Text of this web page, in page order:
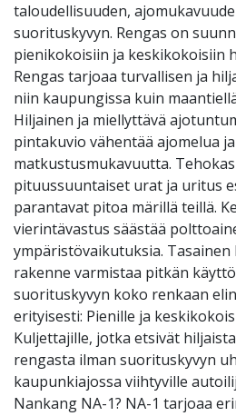
taloudellisuuden,
suorituskyvyn. Rengas on
pienikokoisiin ja keskikokoisiin
Rengas tarjoaa turvallisen ja
niin kaupungissa kuin
Hiljainen ja miellyttävä
pintakuvio vähentää ajomelua
matkustusmukavuutta.
pituussuuntaiset urat ja uritus
parantavat pitoa märillä teillä.
vierintävastus säästää
ympäristövaikutuksia.
rakenne varmistaa pitkän
suorituskyvyn koko renkaan
erityisesti: Pienille ja
Kuljettajille, jotka etsivät
rengasta ilman suorituskyvyn
kaupunkiajossa viihtyville
Nankang NA-1? NA-1 tarjoaa